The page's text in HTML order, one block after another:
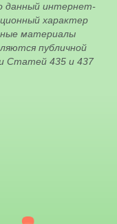
данный интернет-
характер
материалы
публичной
Статей 435 и 437